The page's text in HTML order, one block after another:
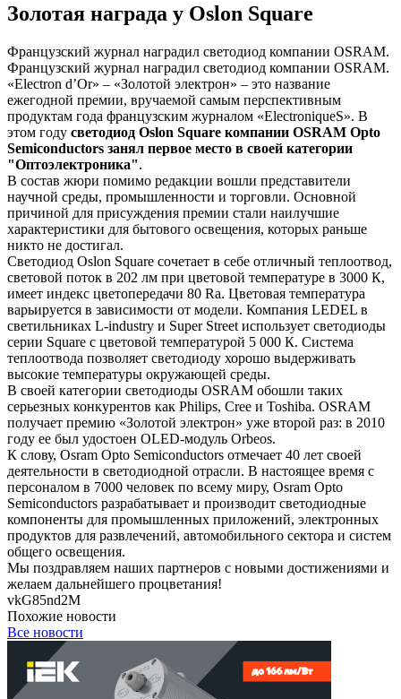
Золотая награда у Oslon Square
Французский журнал наградил светодиод компании OSRAM.
Французский журнал наградил светодиод компании OSRAM.
«Electron d’Or» – «Золотой электрон» – это название
ежегодной премии, вручаемой самым перспективным
продуктам года французским журналом «ElectroniqueS». В
этом году светодиод Oslon Square компании OSRAM Opto
Semiconductors занял первое место в своей категории
"Оптоэлектроника".
В состав жюри помимо редакции вошли представители
научной среды, промышленности и торговли. Основной
причиной для присуждения премии стали наилучшие
характеристики для бытового освещения, которых раньше
никто не достигал.
Светодиод Oslon Square сочетает в себе отличный теплоотвод,
световой поток в 202 лм при цветовой температуре в 3000 К,
имеет индекс цветопередачи 80 Ra. Цветовая температура
варьируется в зависимости от модели. Компания LEDEL в
светильниках L-industry и Super Street использует светодиоды
серии Square с цветовой температурой 5 000 К. Система
теплоотвода позволяет светодиоду хорошо выдерживать
высокие температуры окружающей среды.
В своей категории светодиоды OSRAM обошли таких
серьезных конкурентов как Philips, Cree и Toshiba. OSRAM
получает премию «Золотой электрон» уже второй раз: в 2010
году ее был удостоен OLED-модуль Orbeos.
К слову, Osram Opto Semiconductors отмечает 40 лет своей
деятельности в светодиодной отрасли. В настоящее время с
персоналом в 7000 человек по всему миру, Osram Opto
Semiconductors разрабатывает и производит светодиодные
компоненты для промышленных приложений, электронных
продуктов для развлечений, автомобильного сектора и систем
общего освещения.
Мы поздравляем наших партнеров с новыми достижениями и
желаем дальнейшего процветания!
vkG85nd2M
Похожие новости
Все новости